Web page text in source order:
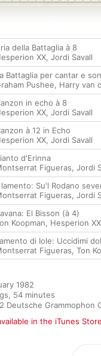
della Battaglia à 8
XX, Jordi Savall
Battaglia per cantar e
Pushee, Harry van
in echo à 8
XX, Jordi Savall
à 12 in Echo
XX, Jordi Savall
d'Erinna
Figueras, Jordi
lamento: Su'l Rodano
Figueras, Jordi
El Bisson (à 4)
Koopman, Hesperion XX
di Iole: Uccidimi
Figueras, Ton
1982
54 minutes
Deutsche Grammophon
in the iTunes Store